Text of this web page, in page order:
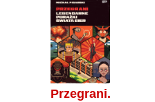
Przegrani.